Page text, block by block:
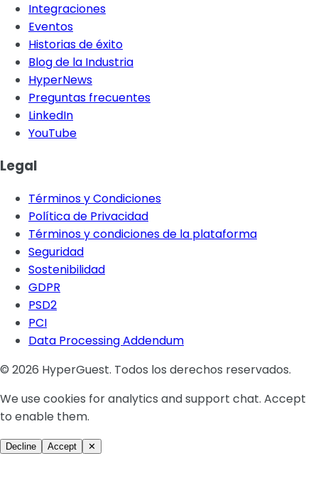
Integraciones
Eventos
Historias de éxito
Blog de la Industria
HyperNews
Preguntas frecuentes
LinkedIn
YouTube
Legal
Términos y Condiciones
Política de Privacidad
Términos y condiciones de la plataforma
Seguridad
Sostenibilidad
GDPR
PSD2
PCI
Data Processing Addendum
© 2026 HyperGuest. Todos los derechos reservados.
We use cookies for analytics and support chat. Accept
to enable them.
Decline Accept ✕